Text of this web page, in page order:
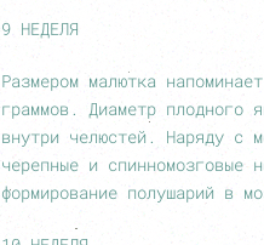
9 НЕДЕЛЯ
Размером малютка
граммов. Диаметр плодного
внутри челюстей. Наряду с
черепные и спинномозговые
формирование полушарий в